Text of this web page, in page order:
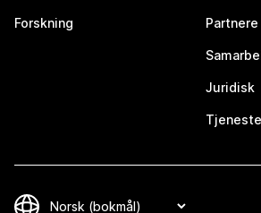
Forskning Partnere
Juridisk